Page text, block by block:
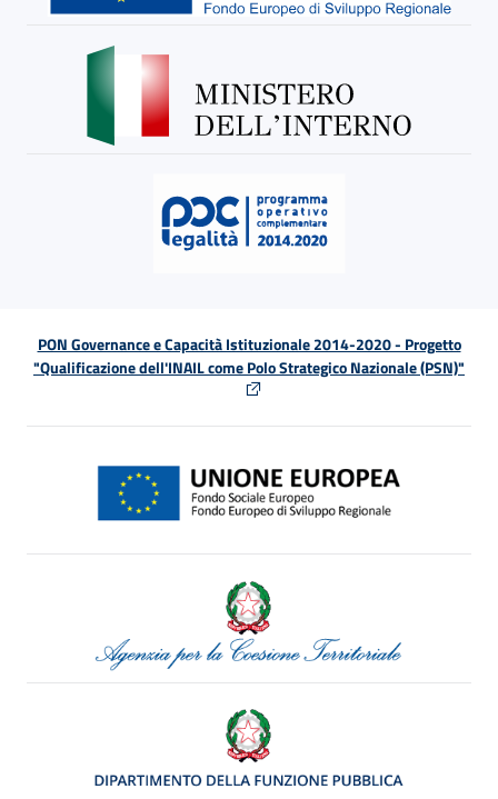
PON Governance e Capacità Istituzionale 2014-2020 - Progetto
"Qualificazione dell'INAIL come Polo Strategico Nazionale (PSN)"